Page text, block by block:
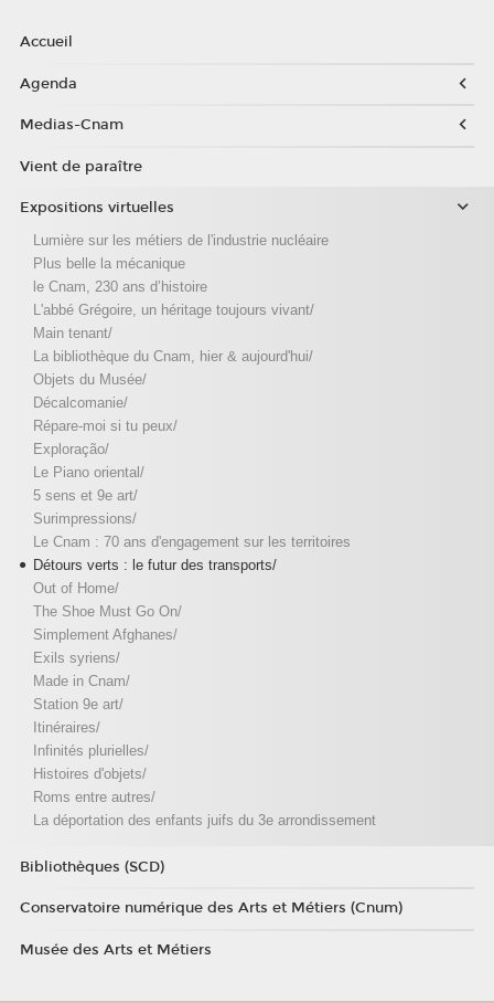
Accueil
Agenda
Medias-Cnam
Vient de paraître
Expositions virtuelles
Lumière sur les métiers de l'industrie nucléaire
Plus belle la mécanique
le Cnam, 230 ans d’histoire
L'abbé Grégoire, un héritage toujours vivant/
Main tenant/
La bibliothèque du Cnam, hier & aujourd'hui/
Objets du Musée/
Décalcomanie/
Répare-moi si tu peux/
Exploração/
Le Piano oriental/
5 sens et 9e art/
Surimpressions/
Le Cnam : 70 ans d'engagement sur les territoires
Détours verts : le futur des transports/
Out of Home/
The Shoe Must Go On/
Simplement Afghanes/
Exils syriens/
Made in Cnam/
Station 9e art/
Itinéraires/
Infinités plurielles/
Histoires d'objets/
Roms entre autres/
La déportation des enfants juifs du 3e arrondissement
Bibliothèques (SCD)
Conservatoire numérique des Arts et Métiers (Cnum)
Musée des Arts et Métiers